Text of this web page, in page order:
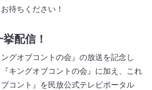
待ちください！
配信！
グオブコントの会』の放送を記念し
キングオブコントの会』に加え、これ
コント』を民放公式テレビポータル